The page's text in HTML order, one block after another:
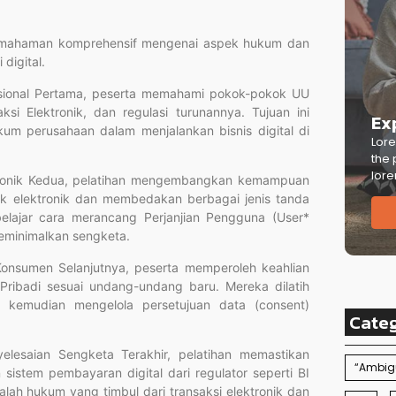
komprehensif mengenai aspek hukum dan
digital.
Pertama, peserta memahami pokok-pokok UU
Elektronik, dan regulasi turunannya. Tujuan ini
perusahaan dalam menjalankan bisnis digital di
Kedua, pelatihan mengembangkan kemampuan
elektronik dan membedakan berbagai jenis tanda
cara merancang Perjanjian Pengguna (User*
sengketa.
Selanjutnya, peserta memperoleh keahlian
sesuai undang-undang baru. Mereka dilatih
mengelola persetujuan data (consent)
Sengketa Terakhir, pelatihan memastikan
pembayaran digital dari regulator seperti BI
hukum yang timbul dari transaksi elektronik dan
the